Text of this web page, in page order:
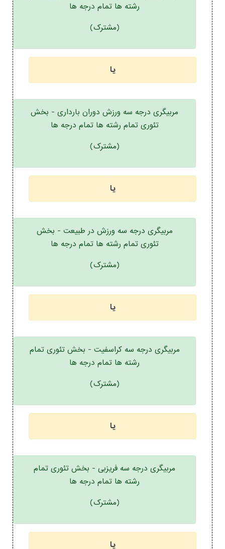
رشته ها تمام درجه ها
(مشترک)
یا
مربیگری درجه سه ورزش دوران بارداری - بخش
تئوری تمام رشته ها تمام درجه ها
(مشترک)
یا
مربیگری درجه سه ورزش در طبیعت - بخش
تئوری تمام رشته ها تمام درجه ها
(مشترک)
یا
مربیگری درجه سه کراسفیت - بخش تئوری تمام
رشته ها تمام درجه ها
(مشترک)
یا
مربیگری درجه سه فریزبی - بخش تئوری تمام
رشته ها تمام درجه ها
(مشترک)
یا